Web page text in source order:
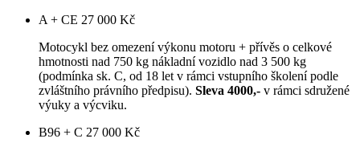
A + CE 27 000 Kč
Motocykl bez omezení výkonu motoru + přívěs o celkové
hmotnosti nad 750 kg nákladní vozidlo nad 3 500 kg
(podmínka sk. C, od 18 let v rámci vstupního školení podle
zvláštního právního předpisu). Sleva 4000,- v rámci sdružené
výuky a výcviku.
B96 + C 27 000 Kč